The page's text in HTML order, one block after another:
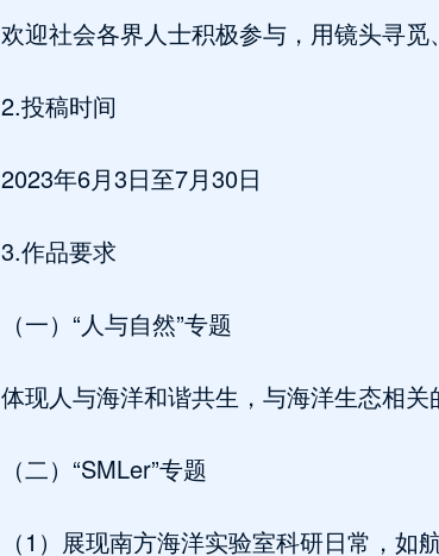
欢迎社会各界人士积极参与，用镜头寻觅
2.投稿时间
2023年6月3日至7月30日
3.作品要求
（一）“人与自然”专题
体现人与海洋和谐共生，与海洋生态相关
（二）“SMLer”专题
（1）展现南方海洋实验室科研日常，如